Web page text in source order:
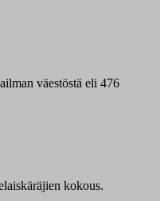
väestöstä eli 476
kokous.